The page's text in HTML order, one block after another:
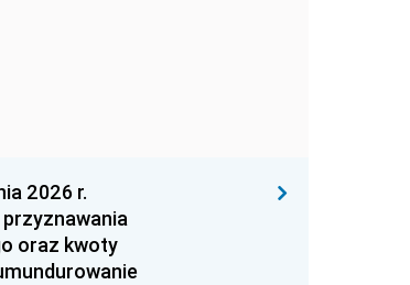
2026 r.
oraz kwoty